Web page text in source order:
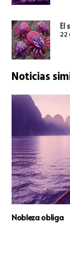
El
Noticias
Esclavos Sin